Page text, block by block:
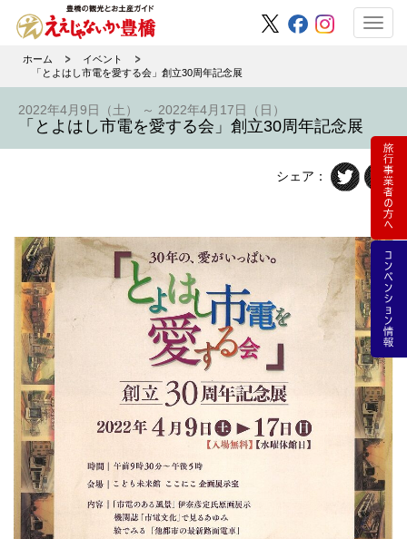
ホーム
イベント
「とよはし市電を愛する会」創立30周年記念展
2022年4月9日（土） ～ 2022年4月17日（日）
「とよはし市電を愛する会」創立30周年記念展
シェア：